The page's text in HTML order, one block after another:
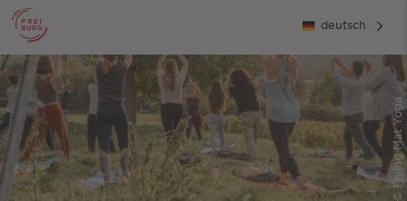
deutsch
© Flying Mat Yoga